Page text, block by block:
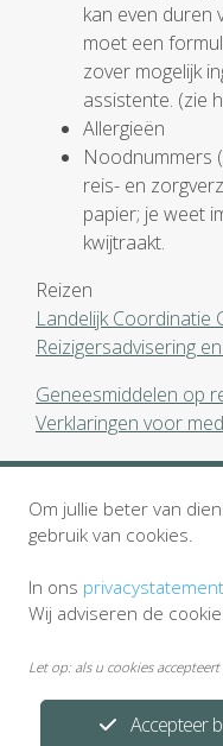
kan even duren
moet een
zover mogelijk
assistente. (zie
Allergieën
Noodnummers
reis- en
papier; je weet
kwijtraakt.
Reizen
Landelijk Coordinatie
Reizigersadvisering
Geneesmiddelen op
Verklaringen voor
KLM health services
Duikkeuring
Accepteer
Om jullie beter van
gebruik van cookies.
In ons privacystatement
Wij adviseren de
Let op: als u cookies